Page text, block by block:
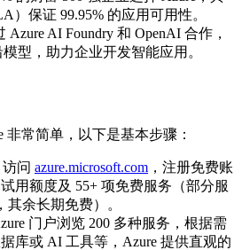
）保证 99.95% 的应用可用性。
Azure AI Foundry 和 OpenAI 合作，
型，助力企业开发智能应用。
非常简单，以下是基本步骤：
访问 azure.microsoft.com ，注册免费账
用额度及 55+ 项免费服务（部分服
其余长期免费）。
门户浏览 200 多种服务，根据需
库或 AI 工具等，Azure 提供直观的